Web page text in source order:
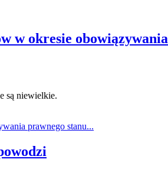
w okresie
są niewielkie.
prawnego stanu...